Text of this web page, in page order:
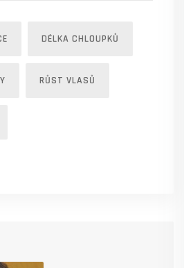
DÉLKA CHLOUPKŮ
RŮST VLASŮ